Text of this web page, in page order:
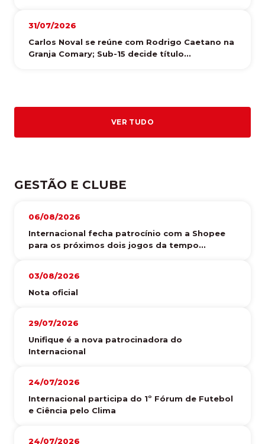
31/07/2026
Carlos Noval se reúne com Rodrigo Caetano na
Granja Comary; Sub-15 decide título...
VER TUDO
GESTÃO E CLUBE
06/08/2026
Internacional fecha patrocínio com a Shopee
para os próximos dois jogos da tempo...
03/08/2026
Nota oficial
29/07/2026
Unifique é a nova patrocinadora do
Internacional
24/07/2026
Internacional participa do 1º Fórum de Futebol
e Ciência pelo Clima
24/07/2026